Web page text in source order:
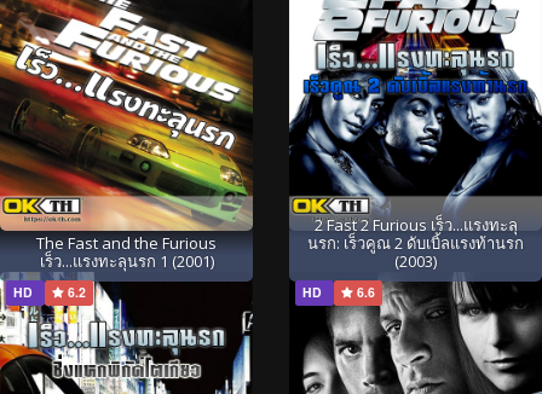
The Fast and the Furious
เร็ว...แรงทะลุนรก 1 (2001)
2 Fast 2 Furious เร็ว...แรงทะลุ
นรก: เร็วคูณ 2 ดับเบิ้ลแรงท้านรก
(2003)
HD 6.2 HD 6.6